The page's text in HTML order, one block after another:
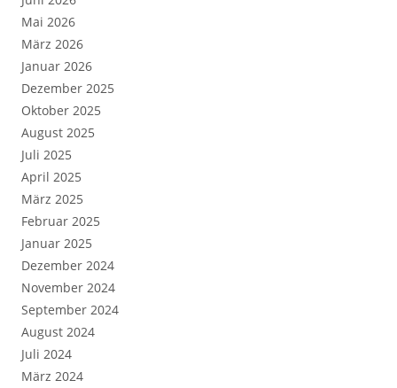
Mai 2026
März 2026
Januar 2026
Dezember 2025
Oktober 2025
August 2025
Juli 2025
April 2025
März 2025
Februar 2025
Januar 2025
Dezember 2024
November 2024
September 2024
August 2024
Juli 2024
März 2024